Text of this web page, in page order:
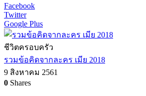
Facebook
Twitter
Google Plus
ชีวิตครอบครัว
รวมข้อคิดจากละคร เมีย 2018
9 สิงหาคม 2561
0 Shares